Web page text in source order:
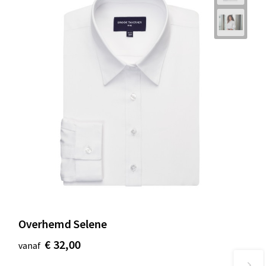
Overhemd Selene
vanaf € 32,00